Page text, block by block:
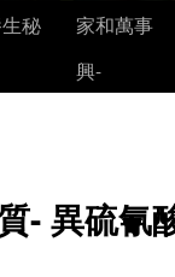
秘
家和萬事
興-
- 異硫氰